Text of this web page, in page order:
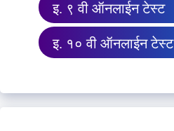
इ. ९ वी ऑनलाईन टेस्ट
इ. १० वी ऑनलाईन टेस्ट